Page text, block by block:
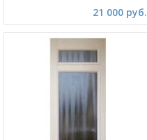
21 000 руб.